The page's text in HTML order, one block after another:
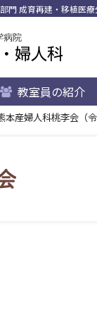
門 成育再建・移植医
教室員の紹介
本産婦⼈科桃李会（